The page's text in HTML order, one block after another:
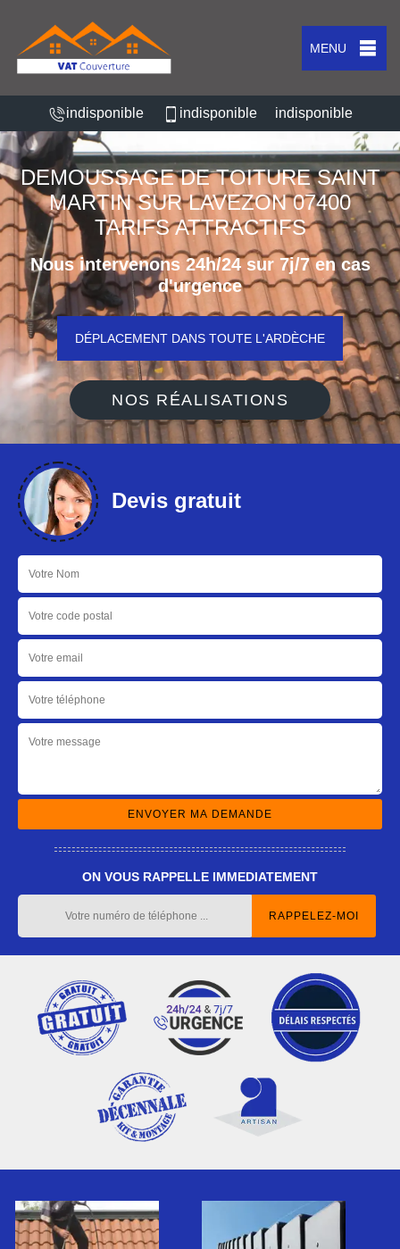
MENU
indisponible indisponible indisponible
DEMOUSSAGE DE TOITURE SAINT
MARTIN SUR LAVEZON 07400
TARIFS ATTRACTIFS
Nous intervenons 24h/24 sur 7j/7 en cas
d'urgence
DÉPLACEMENT DANS TOUTE L'ARDÈCHE
NOS RÉALISATIONS
Devis gratuit
ON VOUS RAPPELLE IMMEDIATEMENT